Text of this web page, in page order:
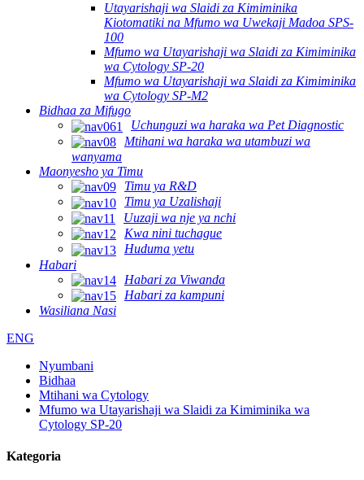
Utayarishaji wa Slaidi za Kimiminika
Kiotomatiki na Mfumo wa Uwekaji Madoa SPS-
100
Mfumo wa Utayarishaji wa Slaidi za Kimiminika
wa Cytology SP-20
Mfumo wa Utayarishaji wa Slaidi za Kimiminika
wa Cytology SP-M2
Bidhaa za Mifugo
Uchunguzi wa haraka wa Pet Diagnostic
Mtihani wa haraka wa utambuzi wa
wanyama
Maonyesho ya Timu
Timu ya R&D
Timu ya Uzalishaji
Uuzaji wa nje ya nchi
Kwa nini tuchague
Huduma yetu
Habari
Habari za Viwanda
Habari za kampuni
Wasiliana Nasi
ENG
Nyumbani
Bidhaa
Mtihani wa Cytology
Mfumo wa Utayarishaji wa Slaidi za Kimiminika wa
Cytology SP-20
Kategoria